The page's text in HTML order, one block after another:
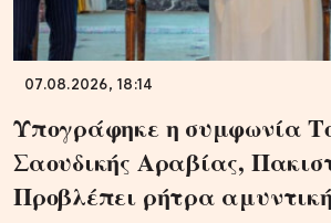
07.08.2026, 18:14
Υπογράφηκε η συμφωνία
Σαουδικής Αραβίας,
Προβλέπει ρήτρα